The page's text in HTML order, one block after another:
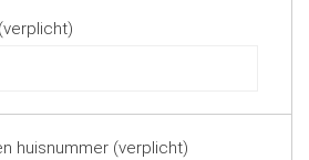
huisnummer (verplicht)